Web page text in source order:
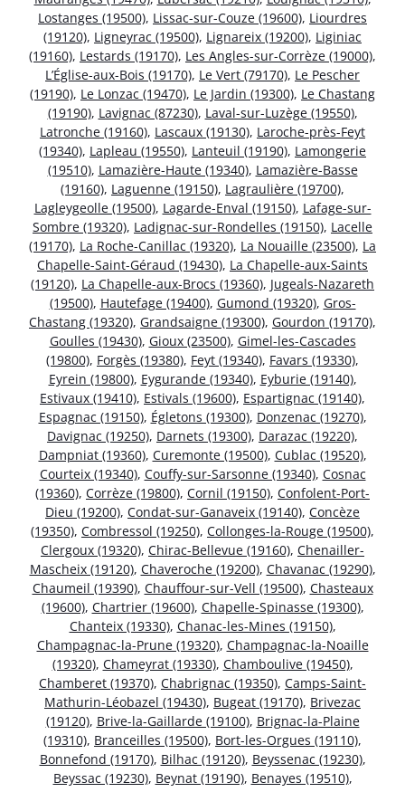
Lostanges (19500), Lissac-sur-Couze (19600), Liourdres
(19120), Ligneyrac (19500), Lignareix (19200), Liginiac
(19160), Lestards (19170), Les Angles-sur-Corrèze (19000),
L’Église-aux-Bois (19170), Le Vert (79170), Le Pescher
(19190), Le Lonzac (19470), Le Jardin (19300), Le Chastang
(19190), Lavignac (87230), Laval-sur-Luzège (19550),
Latronche (19160), Lascaux (19130), Laroche-près-Feyt
(19340), Lapleau (19550), Lanteuil (19190), Lamongerie
(19510), Lamazière-Haute (19340), Lamazière-Basse
(19160), Laguenne (19150), Lagraulière (19700),
Lagleygeolle (19500), Lagarde-Enval (19150), Lafage-sur-
Sombre (19320), Ladignac-sur-Rondelles (19150), Lacelle
(19170), La Roche-Canillac (19320), La Nouaille (23500), La
Chapelle-Saint-Géraud (19430), La Chapelle-aux-Saints
(19120), La Chapelle-aux-Brocs (19360), Jugeals-Nazareth
(19500), Hautefage (19400), Gumond (19320), Gros-
Chastang (19320), Grandsaigne (19300), Gourdon (19170),
Goulles (19430), Gioux (23500), Gimel-les-Cascades
(19800), Forgès (19380), Feyt (19340), Favars (19330),
Eyrein (19800), Eygurande (19340), Eyburie (19140),
Estivaux (19410), Estivals (19600), Espartignac (19140),
Espagnac (19150), Égletons (19300), Donzenac (19270),
Davignac (19250), Darnets (19300), Darazac (19220),
Dampniat (19360), Curemonte (19500), Cublac (19520),
Courteix (19340), Couffy-sur-Sarsonne (19340), Cosnac
(19360), Corrèze (19800), Cornil (19150), Confolent-Port-
Dieu (19200), Condat-sur-Ganaveix (19140), Concèze
(19350), Combressol (19250), Collonges-la-Rouge (19500),
Clergoux (19320), Chirac-Bellevue (19160), Chenailler-
Mascheix (19120), Chaveroche (19200), Chavanac (19290),
Chaumeil (19390), Chauffour-sur-Vell (19500), Chasteaux
(19600), Chartrier (19600), Chapelle-Spinasse (19300),
Chanteix (19330), Chanac-les-Mines (19150),
Champagnac-la-Prune (19320), Champagnac-la-Noaille
(19320), Chameyrat (19330), Chamboulive (19450),
Chamberet (19370), Chabrignac (19350), Camps-Saint-
Mathurin-Léobazel (19430), Bugeat (19170), Brivezac
(19120), Brive-la-Gaillarde (19100), Brignac-la-Plaine
(19310), Branceilles (19500), Bort-les-Orgues (19110),
Bonnefond (19170), Bilhac (19120), Beyssenac (19230),
Beyssac (19230), Beynat (19190), Benayes (19510),